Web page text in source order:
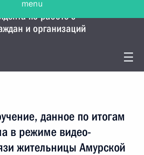
по работе с
и организаций
данное по итогам
в режиме видео-
жительницы Амурской